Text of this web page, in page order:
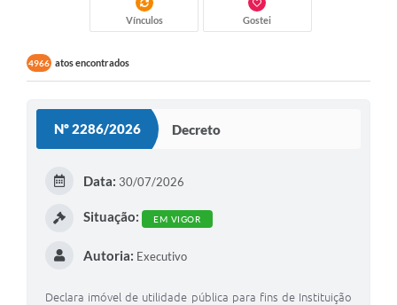
Vínculos Gostei
4966 atos encontrados
Nº 2286/2026 Decreto
Data: 30/07/2026
Situação: EM VIGOR
Autoria: Executivo
Declara imóvel de utilidade pública para fins de Instituição